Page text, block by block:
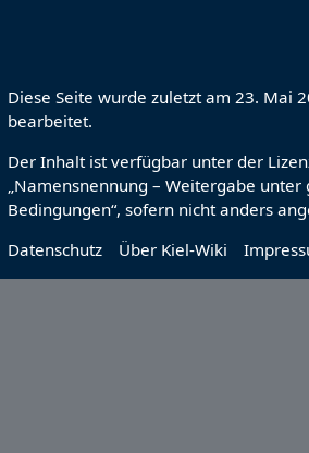
Diese Seite wurde zuletzt am 23. Mai
bearbeitet.
Der Inhalt ist verfügbar unter der
„Namensnennung – Weitergabe unter
Bedingungen“, sofern nicht anders
Datenschutz
Über Kiel-Wiki